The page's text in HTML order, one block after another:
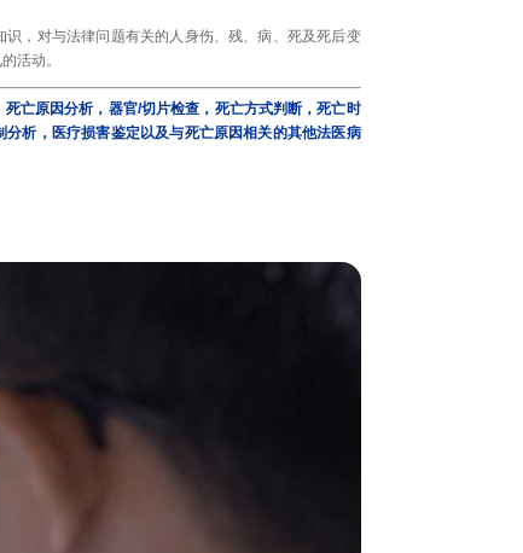
，对与法律问题有关的人身伤、残、病、死及死后变
活动。
亡原因分析，器官/切片检查，死亡方式判断，死亡时
析，医疗损害鉴定以及与死亡原因相关的其他法医病